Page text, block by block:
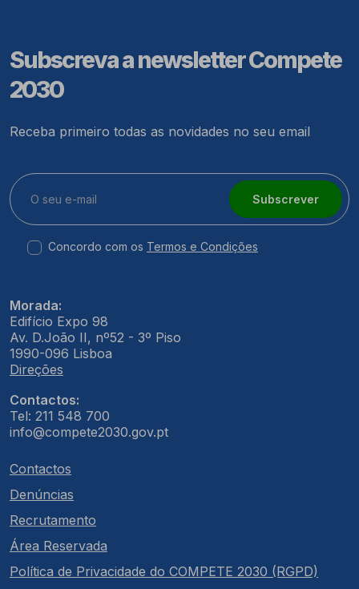
Subscreva a newsletter Compete
2030
Receba primeiro todas as novidades no seu email
Subscrever
Concordo com os Termos e Condições
Morada:
Edifício Expo 98
Av. D.João II, nº52 - 3º Piso
1990-096 Lisboa
Direções
Contactos:
Tel: 211 548 700
info@compete2030.gov.pt
Contactos
Denúncias
Recrutamento
Área Reservada
Política de Privacidade do COMPETE 2030 (RGPD)